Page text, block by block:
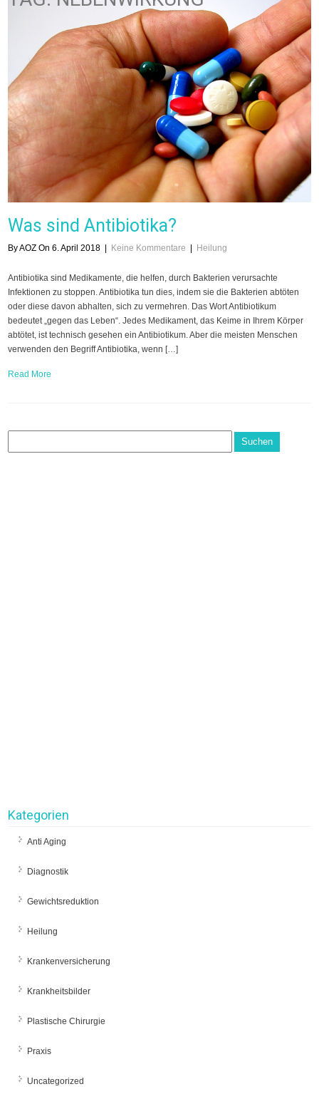
Was sind Antibiotika?
By AOZ On 6. April 2018 Keine Kommentare Heilung
Antibiotika sind Medikamente, die helfen, durch Bakterien verursachte
Infektionen zu stoppen. Antibiotika tun dies, indem sie die Bakterien abtöten
oder diese davon abhalten, sich zu vermehren. Das Wort Antibiotikum
bedeutet „gegen das Leben“. Jedes Medikament, das Keime in Ihrem Körper
abtötet, ist technisch gesehen ein Antibiotikum. Aber die meisten Menschen
verwenden den Begriff Antibiotika, wenn […]
Read More
Kategorien
Anti Aging
Diagnostik
Gewichtsreduktion
Heilung
Krankenversicherung
Krankheitsbilder
Plastische Chirurgie
Praxis
Uncategorized